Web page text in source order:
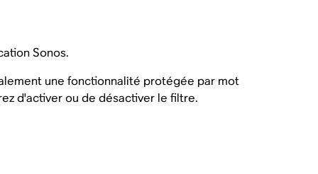
Sonos.
une fonctionnalité protégée par mot
d'activer ou de désactiver le filtre.